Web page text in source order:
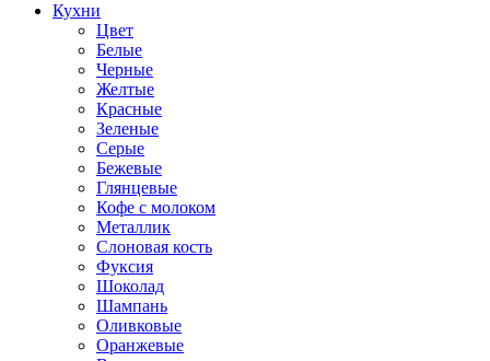
Кухни
Цвет
Белые
Черные
Желтые
Красные
Зеленые
Серые
Бежевые
Глянцевые
Кофе с молоком
Металлик
Слоновая кость
Фуксия
Шоколад
Шампань
Оливковые
Оранжевые